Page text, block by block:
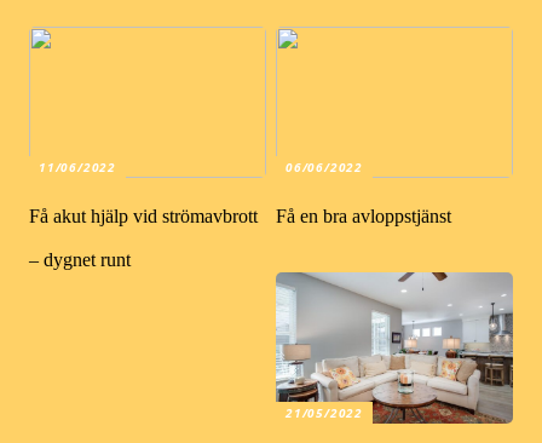
11/06/2022
Få akut hjälp vid strömavbrott
– dygnet runt
06/06/2022
Få en bra avloppstjänst
21/05/2022